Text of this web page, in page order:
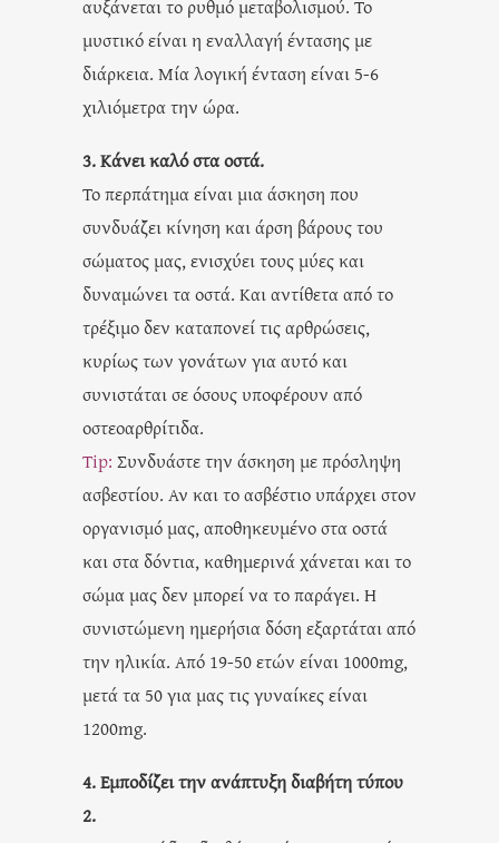
αυξάνεται το ρυθμό μεταβολισμού. Το
μυστικό είναι η εναλλαγή έντασης με
διάρκεια. Μία λογική ένταση είναι 5-6
χιλιόμετρα την ώρα.
3. Κάνει καλό στα οστά.
Το περπάτημα είναι μια άσκηση που
συνδυάζει κίνηση και άρση βάρους του
σώματος μας, ενισχύει τους μύες και
δυναμώνει τα οστά. Και αντίθετα από το
τρέξιμο δεν καταπονεί τις αρθρώσεις,
κυρίως των γονάτων για αυτό και
συνιστάται σε όσους υποφέρουν από
οστεοαρθρίτιδα.
Tip: Συνδυάστε την άσκηση με πρόσληψη
ασβεστίου. Αν και το ασβέστιο υπάρχει στον
οργανισμό μας, αποθηκευμένο στα οστά
και στα δόντια, καθημερινά χάνεται και το
σώμα μας δεν μπορεί να το παράγει. Η
συνιστώμενη ημερήσια δόση εξαρτάται από
την ηλικία. Από 19-50 ετών είναι 1000mg,
μετά τα 50 για μας τις γυναίκες είναι
1200mg.
4. Εμποδίζει την ανάπτυξη διαβήτη τύπου
2.